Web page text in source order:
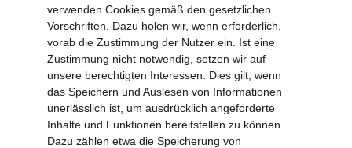
verwenden Cookies gemäß den gesetzlichen
Vorschriften. Dazu holen wir, wenn erforderlich,
vorab die Zustimmung der Nutzer ein. Ist eine
Zustimmung nicht notwendig, setzen wir auf
unsere berechtigten Interessen. Dies gilt, wenn
das Speichern und Auslesen von Informationen
unerlässlich ist, um ausdrücklich angeforderte
Inhalte und Funktionen bereitstellen zu können.
Dazu zählen etwa die Speicherung von